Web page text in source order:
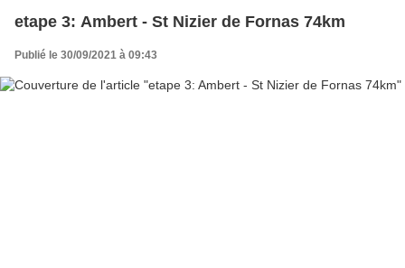
etape 3: Ambert - St Nizier de Fornas 74km
Publié le 30/09/2021 à 09:43